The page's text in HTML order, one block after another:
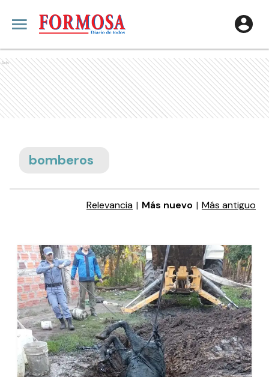
Ads
bomberos
Relevancia | Más nuevo | Más antiguo